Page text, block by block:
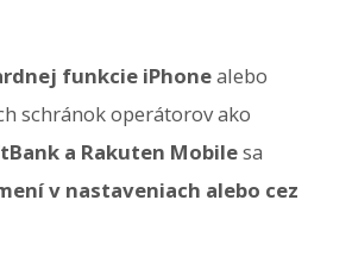
funkcie iPhonealebo
schránok operátorov ako
a Rakuten Mobilesa
v nastaveniach alebo cez